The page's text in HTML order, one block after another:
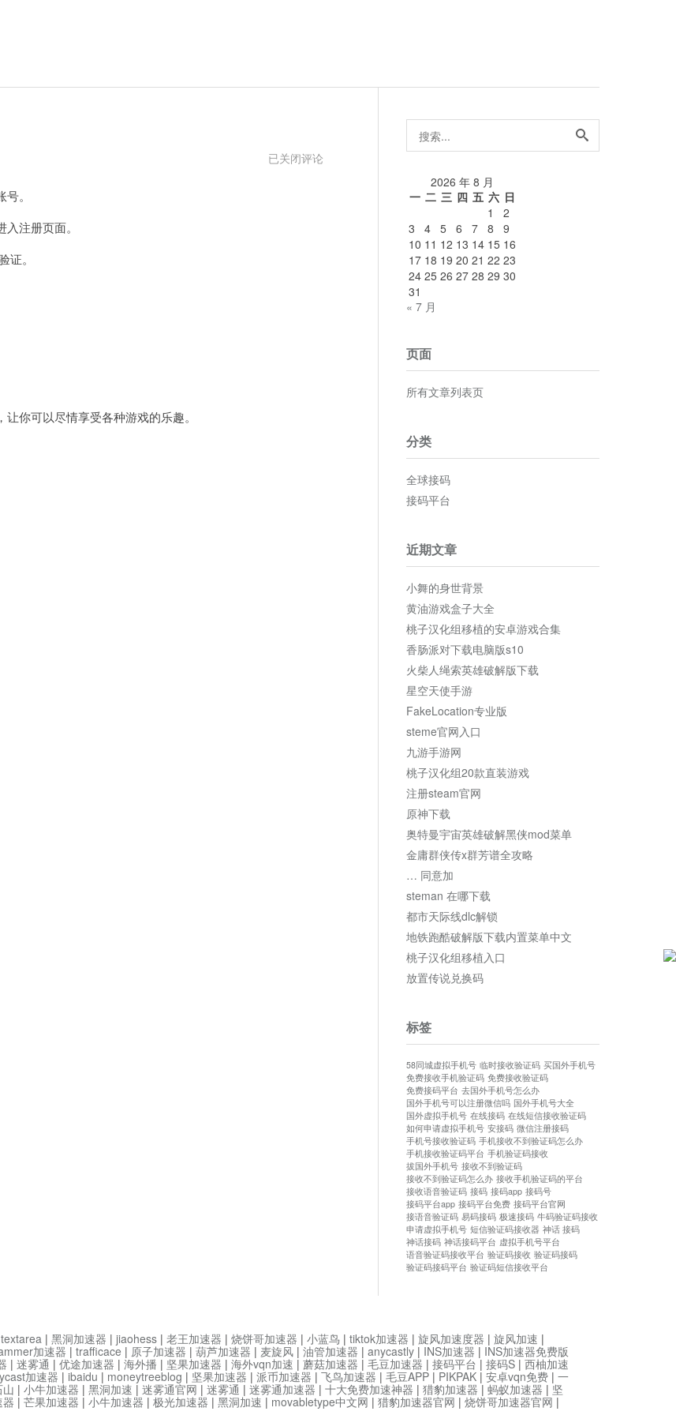
steam
已关闭评论
。
注册页面。
。
你可以尽情享受各种游戏的乐趣。
搜
索...
2026 年 8 月
一 二 三 四 五 六 日
1
2
3
4 5 6 7 8
9
10 11 12 13 14 15 16
17 18 19 20 21 22 23
24 25 26 27 28 29 30
31
« 7 月
页面
所有文章列表页
分类
全球接码
接码平台
近期文章
小舞的身世背景
黄油游戏盒子大全
桃子汉化组移植的安卓游戏合集
香肠派对下载电脑版s10
火柴人绳索英雄破解版下载
星空天使手游
FakeLocation专业版
steme官网入口
九游手游网
桃子汉化组20款直装游戏
注册steam官网
原神下载
奥特曼宇宙英雄破解黑侠mod菜单
金庸群侠传x群芳谱全攻略
… 同意加
steman 在哪下载
都市天际线dlc解锁
地铁跑酷破解版下载内置菜单中文
桃子汉化组移植入口
放置传说兑换码
标签
58同城虚拟手机号 临时接收验证码 买国外手机号
免费接收手机验证码 免费接收验证码
免费接码平台 去国外手机号怎么办
国外手机号可以注册微信吗 国外手机号大全
国外虚拟手机号 在线接码 在线短信接收验证码
如何申请虚拟手机号 安接码 微信注册接码
手机号接收验证码 手机接收不到验证码怎么办
手机接收验证码平台 手机验证码接收
拔国外手机号 接收不到验证码
接收不到验证码怎么办 接收手机验证码的平台
接收语音验证码 接码 接码app 接码号
接码平台app 接码平台免费 接码平台官网
接语音验证码 易码接码 极速接码 牛码验证码接收
申请虚拟手机号 短信验证码接收器 神话 接码
神话接码 神话接码平台 虚拟手机号平台
语音验证码接收平台 验证码接收 验证码接码
验证码接码平台 验证码短信接收平台
textarea | 黑洞加速器 | jiaohess | 老王加速器 | 烧饼哥加速器 | 小蓝鸟 | tiktok加速器 | 旋风加速度器 | 旋风加速 |
加速器 | trafficace | 原子加速器 | 葫芦加速器 | 麦旋风 | 油管加速器 | anycastly | INS加速器 | INS加速器免费版
| 迷雾通 | 优途加速器 | 海外播 | 坚果加速器 | 海外vqn加速 | 蘑菇加速器 | 毛豆加速器 | 接码平台 | 接码S | 西柚加速
加速器 | ibaidu | moneytreeblog | 坚果加速器 | 派币加速器 | 飞鸟加速器 | 毛豆APP | PIKPAK | 安卓vqn免费 | 一
山 | 小牛加速器 | 黑洞加速 | 迷雾通官网 | 迷雾通 | 迷雾通加速器 | 十大免费加速神器 | 猎豹加速器 | 蚂蚁加速器 | 坚
| 芒果加速器 | 小牛加速器 | 极光加速器 | 黑洞加速 | movabletype中文网 | 猎豹加速器官网 | 烧饼哥加速器官网 |